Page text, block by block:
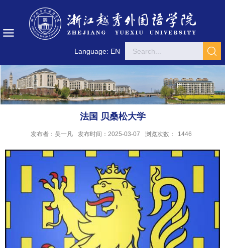
Language: EN
法国 贝桑松大学
发布者：吴一凡 发布时间：2025-03-07 浏览次数： 1446